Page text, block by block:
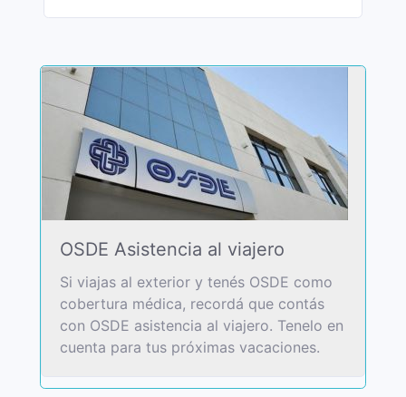
OSDE Asistencia al viajero
Si viajas al exterior y tenés OSDE como
cobertura médica, recordá que contás
con OSDE asistencia al viajero. Tenelo en
cuenta para tus próximas vacaciones.